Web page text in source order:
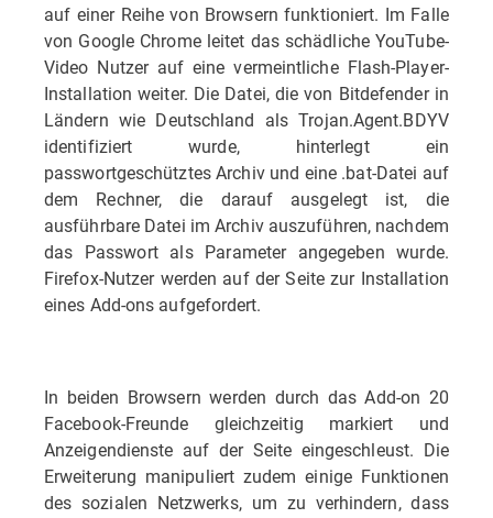
auf einer Reihe von Browsern funktioniert. Im Falle
von Google Chrome leitet das schädliche YouTube-
Video Nutzer auf eine vermeintliche Flash-Player-
Installation weiter. Die Datei, die von Bitdefender in
Ländern wie Deutschland als Trojan.Agent.BDYV
identifiziert wurde, hinterlegt ein
passwortgeschütztes Archiv und eine .bat-Datei auf
dem Rechner, die darauf ausgelegt ist, die
ausführbare Datei im Archiv auszuführen, nachdem
das Passwort als Parameter angegeben wurde.
Firefox-Nutzer werden auf der Seite zur Installation
eines Add-ons aufgefordert.
In beiden Browsern werden durch das Add-on 20
Facebook-Freunde gleichzeitig markiert und
Anzeigendienste auf der Seite eingeschleust. Die
Erweiterung manipuliert zudem einige Funktionen
des sozialen Netzwerks, um zu verhindern, dass